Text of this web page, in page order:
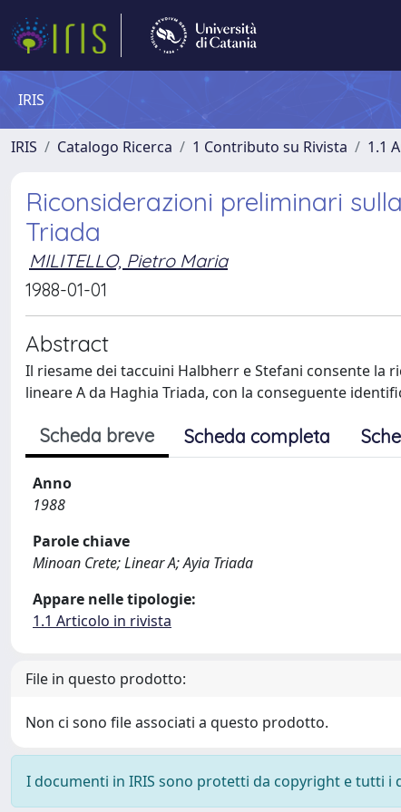
IRIS
IRIS Catalogo Ricerca 1 Contributo su Rivista 1.1
Riconsiderazioni preliminari
Triada
MILITELLO, Pietro Maria
1988-01-01
Abstract
Il riesame dei taccuini Halbherr e Stefani consente
lineare A da Haghia Triada, con la conseguente
Scheda breve Scheda completa
Anno
1988
Parole chiave
Minoan Crete; Linear A; Ayia Triada
Appare nelle tipologie:
1.1 Articolo in rivista
File in questo prodotto:
Non ci sono file associati a questo prodotto.
I documenti in IRIS sono protetti da copyright e tutti i